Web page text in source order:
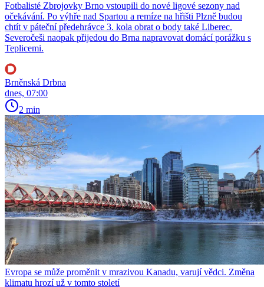
Fotbalisté Zbrojovky Brno vstoupili do nové ligové sezony nad
očekávání. Po výhře nad Spartou a remíze na hřišti Plzně budou
chtít v páteční předehrávce 3. kola obrat o body také Liberec.
Severočeši naopak přijedou do Brna napravovat domácí porážku s
Teplicemi.
Brněnská Drbna
dnes, 07:00
2 min
Evropa se může proměnit v mrazivou Kanadu, varují vědci. Změna
klimatu hrozí už v tomto století